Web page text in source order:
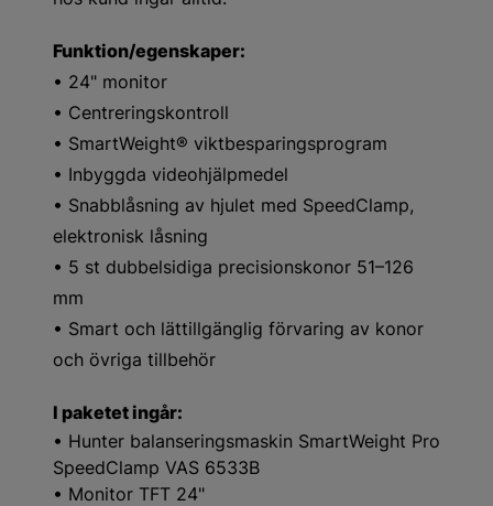
Funktion/egenskaper:
• 24" monitor
• Centreringskontroll
• SmartWeight® viktbesparingsprogram
• Inbyggda videohjälpmedel
• Snabblåsning av hjulet med SpeedClamp,
elektronisk låsning
• 5 st dubbelsidiga precisionskonor 51–126
mm
• Smart och lättillgänglig förvaring av konor
och övriga tillbehör
I paketet ingår:
• Hunter balanseringsmaskin SmartWeight Pro
SpeedClamp VAS 6533B
• Monitor TFT 24"